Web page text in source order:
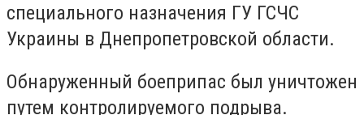
специального назначения ГУ ГСЧС
Украины в Днепропетровской области.
Обнаруженный боеприпас был уничтожен
путем контролируемого подрыва.